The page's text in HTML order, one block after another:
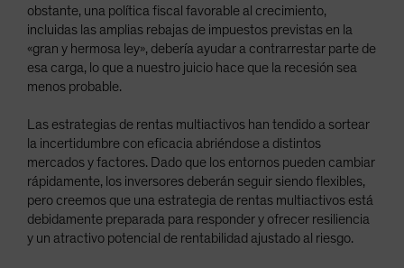
obstante, una política fiscal favorable al crecimiento,
incluidas las amplias rebajas de impuestos previstas en la
«gran y hermosa ley», debería ayudar a contrarrestar parte de
esa carga, lo que a nuestro juicio hace que la recesión sea
menos probable.
Las estrategias de rentas multiactivos han tendido a sortear
la incertidumbre con eficacia abriéndose a distintos
mercados y factores. Dado que los entornos pueden cambiar
rápidamente, los inversores deberán seguir siendo flexibles,
pero creemos que una estrategia de rentas multiactivos está
debidamente preparada para responder y ofrecer resiliencia
y un atractivo potencial de rentabilidad ajustado al riesgo.